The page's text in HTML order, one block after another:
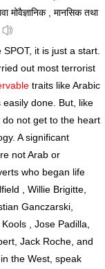
मोवैज्ञानिक , मानसिक तथा
it is just a start.
out most terrorist
traits like Arabic
done. But, like
not get to the heart
A significant
not Arab or
who began life
, Willie Brigitte,
Ganczarski,
, Jose Padilla,
Jack Roche, and
the West, speak